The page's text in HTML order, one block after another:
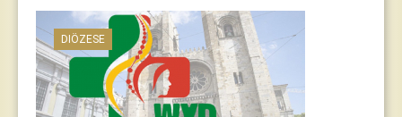
DIÖZESE